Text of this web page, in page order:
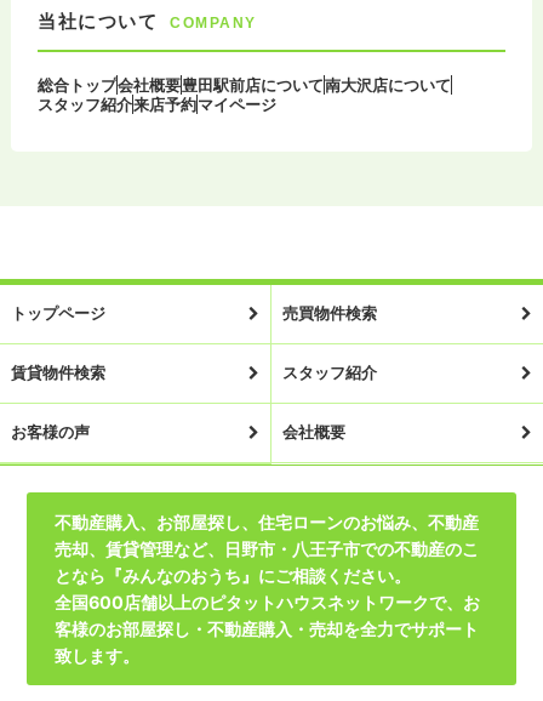
当社について COMPANY
総合トップ会社概要豊田駅前店について南大沢店について
スタッフ紹介来店予約マイページ
トップページ 売買物件検索
賃貸物件検索 スタッフ紹介
お客様の声 会社概要
不動産購入、お部屋探し、住宅ローンのお悩み、不動産
売却、賃貸管理など、日野市・八王子市での不動産のこ
となら『みんなのおうち』にご相談ください。
全国600店舗以上のピタットハウスネットワークで、お
客様のお部屋探し・不動産購入・売却を全力でサポート
致します。